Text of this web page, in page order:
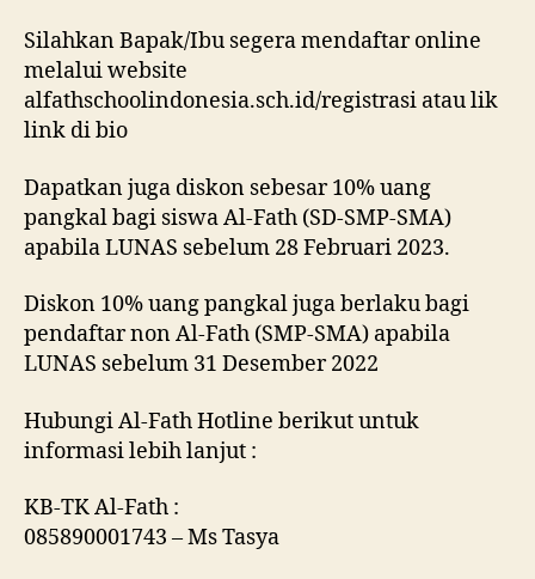
Silahkan Bapak/Ibu segera mendaftar online
melalui website
alfathschoolindonesia.sch.id/registrasi atau lik
link di bio
Dapatkan juga diskon sebesar 10% uang
pangkal bagi siswa Al-Fath (SD-SMP-SMA)
apabila LUNAS sebelum 28 Februari 2023.
Diskon 10% uang pangkal juga berlaku bagi
pendaftar non Al-Fath (SMP-SMA) apabila
LUNAS sebelum 31 Desember 2022
Hubungi Al-Fath Hotline berikut untuk
informasi lebih lanjut :
KB-TK Al-Fath :
085890001743 – Ms Tasya